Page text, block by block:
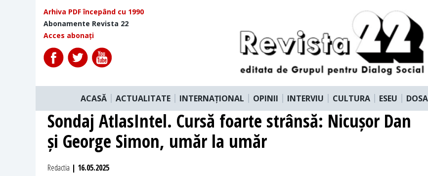
Arhiva PDF începând cu 1990
Abonamente Revista 22
Acces abonați
ACASĂ ACTUALITATE INTERNAȚIONAL OPINII INTERVIU CULTURA ESEU
Sondaj AtlasIntel. Cursă foarte strânsă: Nicușor Dan
și George Simon, umăr la umăr
Redactia | 16.05.2025